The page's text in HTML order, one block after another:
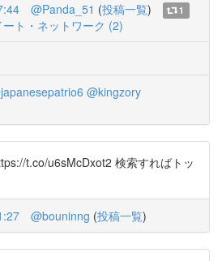
@Panda_51 (投稿一覧)
1
ート・ネットワーク (2)
@kingzory
t.co/u6sMcDxot2 検索すればトッ
@bouninng (投稿一覧)